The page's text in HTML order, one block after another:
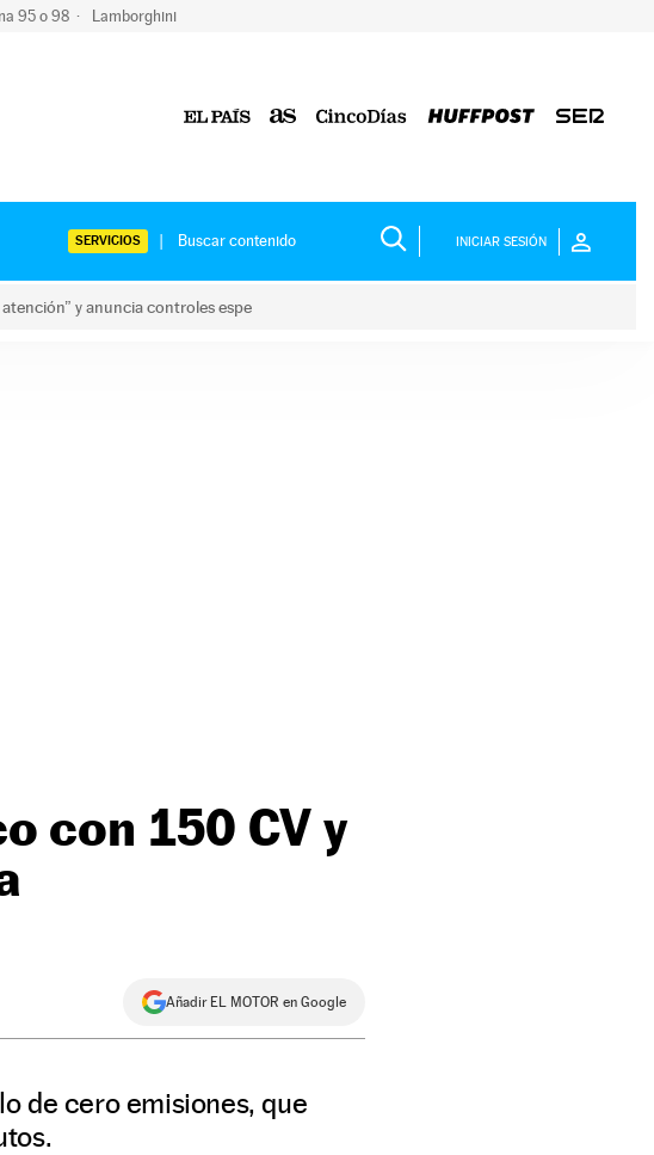
95 o 98 Lamborghini
SERVICIOS INICIAR SESIÓN
y anuncia controles espe
con 150 CV y
Añadir EL MOTOR en Google
de cero emisiones, que